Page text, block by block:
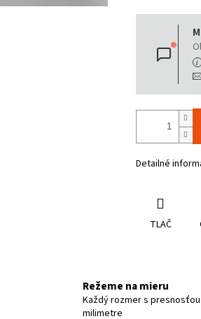
Detailné
TLAČ
Režeme na mieru
Každý rozmer s presnosťou
milimetre